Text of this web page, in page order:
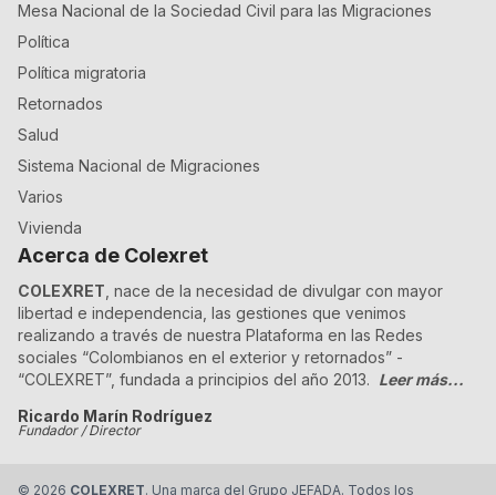
Mesa Nacional de la Sociedad Civil para las Migraciones
Política
Política migratoria
Retornados
Salud
Sistema Nacional de Migraciones
Varios
Vivienda
Acerca de Colexret
COLEXRET , nace de la necesidad de divulgar con mayor
libertad e independencia, las gestiones que venimos
realizando a través de nuestra Plataforma en las Redes
sociales “Colombianos en el exterior y retornados” -
“COLEXRET”, fundada a principios del año 2013. Leer más...
Ricardo Marín Rodríguez
Fundador / Director
© 2026 COLEXRET. Una marca del Grupo JEFADA. Todos los